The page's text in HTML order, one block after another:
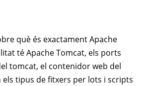
què és exactament Apache
té Apache Tomcat, els ports
tomcat, el contenidor web del
els tipus de fitxers per lots i scripts